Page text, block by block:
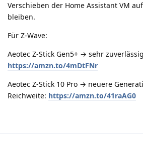
Verschieben der Home Assistant VM
bleiben.
Für Z-Wave:
Aeotec Z-Stick Gen5+ → sehr
https://amzn.to/4mDtFNr
Aeotec Z-Stick 10 Pro → neuere
Reichweite: https://amzn.to/41raAG0